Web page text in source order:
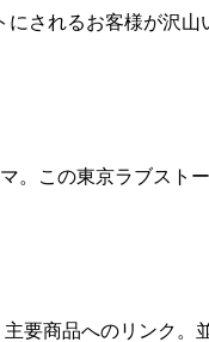
されるお客様が沢山
。この東京ラブスト
要商品へのリンク。